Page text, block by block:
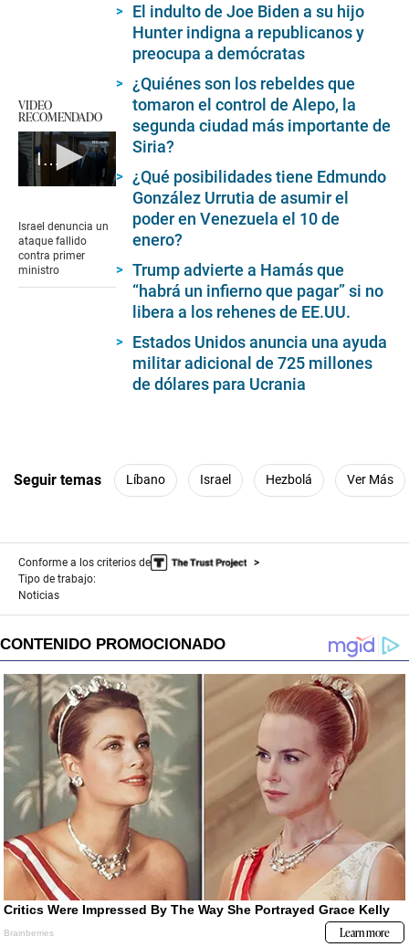
VIDEO
RECOMENDADO
Israel denuncia un ataque fallido contra primer ministro
of
56
seconds
Israel denuncia un
ataque fallido
contra primer
ministro
El indulto de Joe Biden a su hijo
Hunter indigna a republicanos y
preocupa a demócratas
¿Quiénes son los rebeldes que
tomaron el control de Alepo, la
segunda ciudad más importante de
Siria?
¿Qué posibilidades tiene Edmundo
González Urrutia de asumir el
poder en Venezuela el 10 de
enero?
Trump advierte a Hamás que
“habrá un infierno que pagar” si no
libera a los rehenes de EE.UU.
Estados Unidos anuncia una ayuda
militar adicional de 725 millones
de dólares para Ucrania
Seguir temas Líbano Israel Hezbolá Ver Más
Conforme a los criterios de
Tipo de trabajo:
Noticias